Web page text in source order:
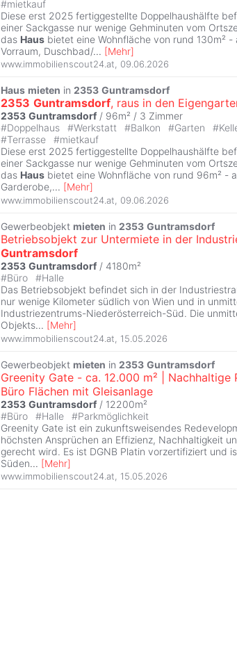
#mietkauf
Diese erst 2025 fertiggestellte Doppelhaushälfte
einer Sackgasse nur wenige Gehminuten vom
das Haus bietet eine Wohnfläche von rund 130m² -
Vorraum, Duschbad/... [Mehr]
www.immobilienscout24.at, 09.06.2026
Haus mieten in 2353 Guntramsdorf
2353 Guntramsdorf, raus in den
2353 Guntramsdorf / 96m² / 3 Zimmer
#Doppelhaus #Werkstatt #Balkon #Garten #
#Terrasse #mietkauf
Diese erst 2025 fertiggestellte Doppelhaushälfte
einer Sackgasse nur wenige Gehminuten vom
das Haus bietet eine Wohnfläche von rund 96m² -
Garderobe,... [Mehr]
www.immobilienscout24.at 09.06.2026
Gewerbeobjekt mieten in 2353 Guntramsdorf
Betriebsobjekt zur Untermiete in der
Guntramsdorf
2353 Guntramsdorf / 4180m²
#Büro #Halle
Das Betriebsobjekt befindet sich in der
nur wenige Kilometer südlich von Wien und in
Industriezentrums-Niederösterreich-Süd. Die
Objekts... [Mehr]
www.immobilienscout24.at 15.05.2026
Gewerbeobjekt mieten in 2353 Guntramsdorf
Greenity Gate - ca. 12.000 m² | Nachhaltige
Büro Flächen mit Gleisanlage
2353 Guntramsdorf / 12200m²
#Büro #Halle #Parkmöglichkeit
Greenity Gate ist ein zukunftsweisendes
höchsten Ansprüchen an Effizienz, Nachhaltigkeit
gerecht wird. Es ist DGNB Platin vorzertifiziert und
Süden... [Mehr]
www.immobilienscout24.at, 15.05.2026